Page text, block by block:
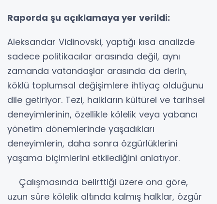
Raporda şu açıklamaya yer verildi:
Aleksandar Vidinovski, yaptığı kısa analizde
sadece politikacılar arasında değil, aynı
zamanda vatandaşlar arasında da derin,
köklü toplumsal değişimlere ihtiyaç olduğunu
dile getiriyor. Tezi, halkların kültürel ve tarihsel
deneyimlerinin, özellikle kölelik veya yabancı
yönetim dönemlerinde yaşadıkları
deneyimlerin, daha sonra özgürlüklerini
yaşama biçimlerini etkilediğini anlatıyor.
Çalışmasında belirttiği üzere ona göre,
uzun süre kölelik altında kalmış halklar, özgür